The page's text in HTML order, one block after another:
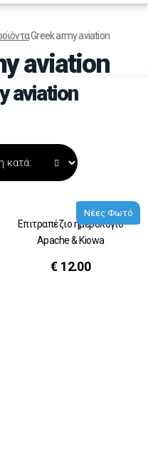
Greek army aviation
aviation
aviation
Νέες Φωτό
Επιτραπέζιο ημερολόγιο
Apache & Kiowa
€ 12.00